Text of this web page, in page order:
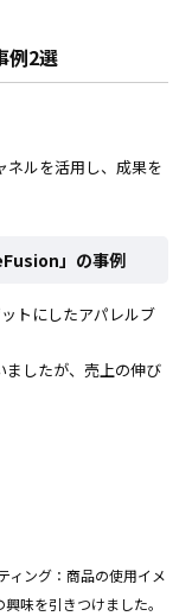
例2選
ネルを活用し、成果を
」の事例
トにしたアパレルブ
ましたが、売上の伸び
ィング：商品の使用イメ
味を引きつけました。